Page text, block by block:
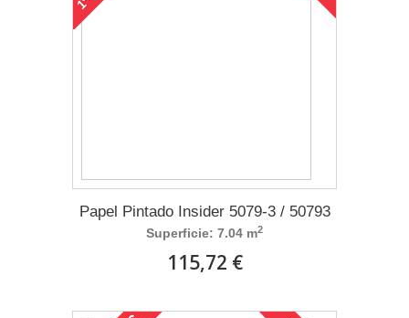
Papel Pintado Insider 5079-3 / 50793
Superficie: 7.04 m2
115,72 €